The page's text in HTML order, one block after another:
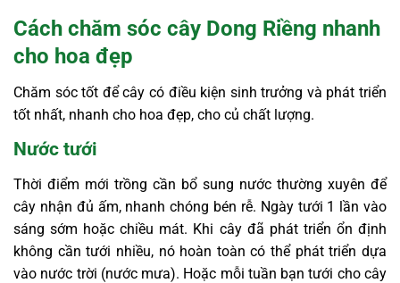
Cách chăm sóc cây Dong Riềng nhanh
cho hoa đẹp
Chăm sóc tốt để cây có điều kiện sinh trưởng và phát triển
tốt nhất, nhanh cho hoa đẹp, cho củ chất lượng.
Nước tưới
Thời điểm mới trồng cần bổ sung nước thường xuyên để
cây nhận đủ ấm, nhanh chóng bén rễ. Ngày tưới 1 lần vào
sáng sớm hoặc chiều mát. Khi cây đã phát triển ổn định
không cần tưới nhiều, nó hoàn toàn có thể phát triển dựa
vào nước trời (nước mưa). Hoặc mỗi tuần bạn tưới cho cây